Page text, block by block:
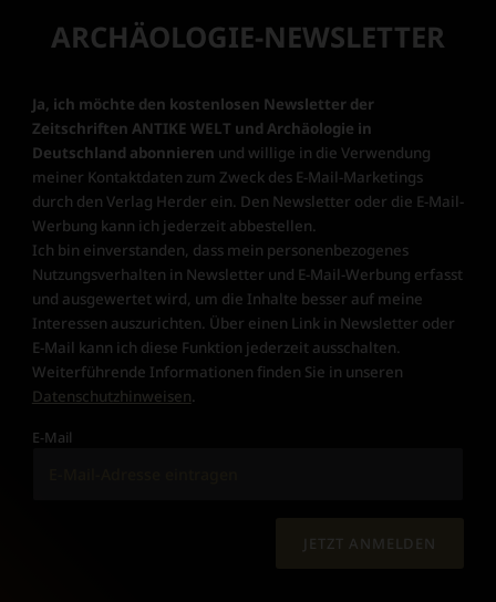
ARCHÄOLOGIE-NEWSLETTER
Ja, ich möchte den kostenlosen Newsletter der
Zeitschriften ANTIKE WELT und Archäologie in
Deutschland abonnieren und willige in die Verwendung
meiner Kontaktdaten zum Zweck des E-Mail-Marketings
durch den Verlag Herder ein. Den Newsletter oder die E-Mail-
Werbung kann ich jederzeit abbestellen.
Ich bin einverstanden, dass mein personenbezogenes
Nutzungsverhalten in Newsletter und E-Mail-Werbung erfasst
und ausgewertet wird, um die Inhalte besser auf meine
Interessen auszurichten. Über einen Link in Newsletter oder
E-Mail kann ich diese Funktion jederzeit ausschalten.
Weiterführende Informationen finden Sie in unseren
Datenschutzhinweisen.
E-Mail
JETZT ANMELDEN